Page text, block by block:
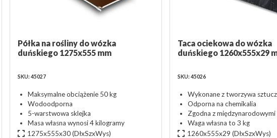
Półka na rośliny do wózka
duńskiego 1275x555 mm
SKU: 45027
Maksymalne obciążenie 50 kg
Wodoodporna
5-warstwowa sklejka
Masa własna wynosi 4 kilogramy
1275x555x30(DłxSzxWys)
Taca ociekowa do wózka
duńskiego 1260x555x29
SKU: 45026
Wykonane z tworzywa
Odporna na chemikalia
Zgodna z międzynarodowymi
Waga własna to 3 kg
1260x555x29 (DłxSzxWys)